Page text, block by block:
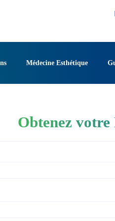
Médecine Esthétique
Obtenez